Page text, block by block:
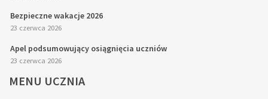
Bezpieczne wakacje 2026
23 czerwca 2026
Apel podsumowujący osiągnięcia uczniów
23 czerwca 2026
MENU UCZNIA